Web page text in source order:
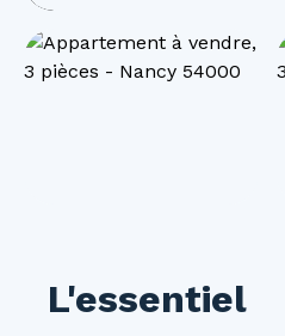
L'essentiel